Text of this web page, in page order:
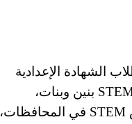
الشهادة الإعدادية
للعام الدراسي 2025-2026 في مدارس المتفوقين في العلوم والتكنولوجيا STEM بنين وبنات،
موضحة درجات مجموع القبول في مدرسة المتفوقين بعين شمس ومدارس STEM في المحافظات،